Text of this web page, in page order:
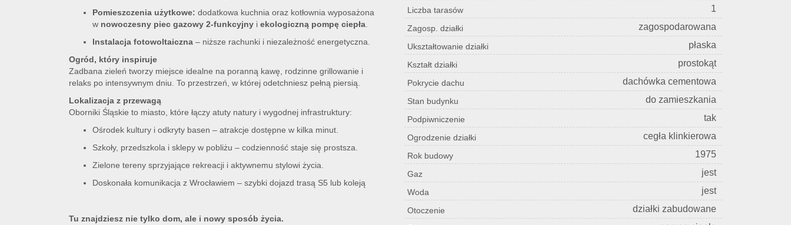
Pomieszczenia użytkowe: dodatkowa kuchnia oraz kotłownia wyposażona
w nowoczesny piec gazowy 2-funkcyjny i ekologiczną pompę ciepła
Instalacja fotowoltaiczna – niższe rachunki i niezależność energetyczna.
Ogród, który inspiruje
Zadbana zieleń tworzy miejsce idealne na poranną kawę, rodzinne grillowanie i
relaks po intensywnym dniu. To przestrzeń, w której odetchniesz pełną piersią.
Lokalizacja z przewagą
Oborniki Śląskie to miasto, które łączy atuty natury i wygodnej infrastruktury:
Ośrodek kultury i odkryty basen – atrakcje dostępne w kilka minut.
Szkoły, przedszkola i sklepy w pobliżu – codzienność staje się prostsza.
Zielone tereny sprzyjające rekreacji i aktywnemu stylowi życia.
Doskonała komunikacja z Wrocławiem – szybki dojazd trasą S5 lub koleją
Tu znajdziesz nie tylko dom, ale i nowy sposób życia.
Liczba tarasów 1
Zagosp. działki zagospodarowana
Ukształtowanie działki płaska
Kształt działki prostokąt
Pokrycie dachu dachówka cementowa
Stan budynku do zamieszkania
Podpiwniczenie tak
Ogrodzenie działki cegła klinkierowa
Rok budowy 1975
Gaz jest
Woda jest
Otoczenie działki zabudowane